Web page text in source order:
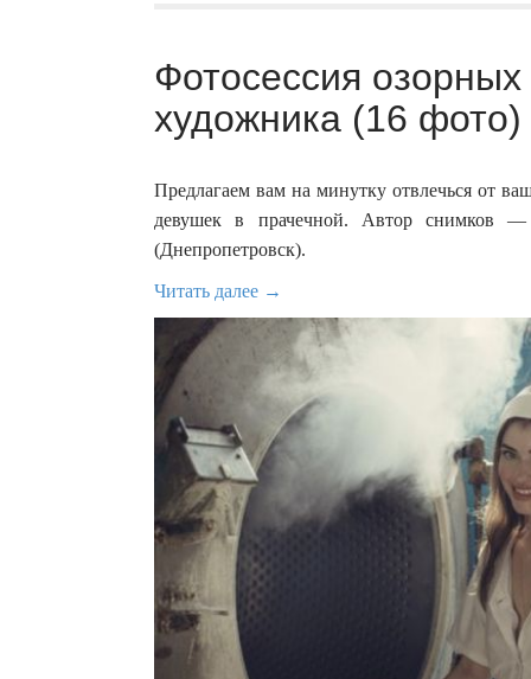
Фотосессия озорных
художника (16 фото)
Предлагаем вам на минутку отвлечься от
девушек в прачечной. Автор снимков
(Днепропетровск).
Читать далее →